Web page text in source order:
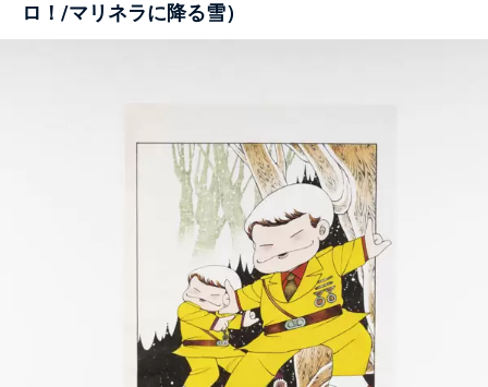
ロ！/マリネラに降る雪）